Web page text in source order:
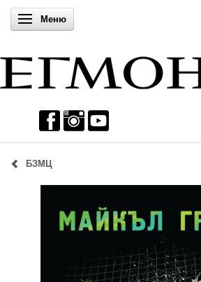
Включи навигацията
Меню
БЗМЦ